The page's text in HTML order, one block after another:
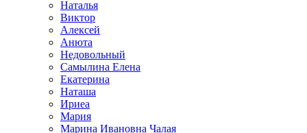
Наталья
Виктор
Алексей
Анюта
Недовольный
Самылина Елена
Екатерина
Наташа
Ириеа
Мария
Марина Ивановна Чалая